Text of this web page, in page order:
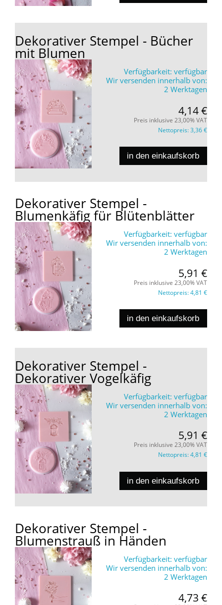
Dekorativer Stempel - Bücher
mit Blumen
Verfügbarkeit: verfügbar
Wir versenden innerhalb von:
2 Werktagen
4,14 €
Preis inklusive 23,00% VAT
Nettopreis:3,36 €
in den einkaufskorb
Dekorativer Stempel -
Blumenkäfig für Blütenblätter
Verfügbarkeit: verfügbar
Wir versenden innerhalb von:
2 Werktagen
5,91 €
Preis inklusive 23,00% VAT
Nettopreis:4,81 €
in den einkaufskorb
Dekorativer Stempel -
Dekorativer Vogelkäfig
Verfügbarkeit: verfügbar
Wir versenden innerhalb von:
2 Werktagen
5,91 €
Preis inklusive 23,00% VAT
Nettopreis:4,81 €
in den einkaufskorb
Dekorativer Stempel -
Blumenstrauß in Händen
Verfügbarkeit: verfügbar
Wir versenden innerhalb von:
2 Werktagen
4,73 €